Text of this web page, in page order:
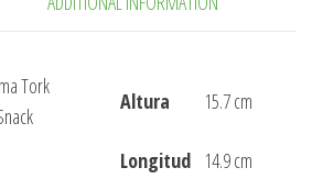
Tork
Altura 15.7 cm
Longitud 14.9 cm